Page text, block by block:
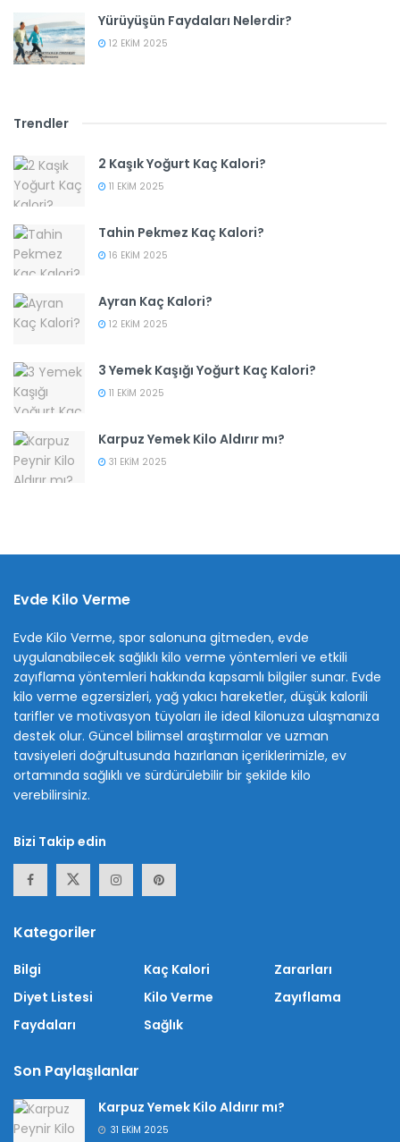
Yürüyüşün Faydaları Nelerdir?
12 EKIM 2025
Trendler
2 Kaşık Yoğurt Kaç Kalori?
11 EKIM 2025
Tahin Pekmez Kaç Kalori?
16 EKIM 2025
Ayran Kaç Kalori?
12 EKIM 2025
3 Yemek Kaşığı Yoğurt Kaç Kalori?
11 EKIM 2025
Karpuz Yemek Kilo Aldırır mı?
31 EKIM 2025
Evde Kilo Verme
Evde Kilo Verme, spor salonuna gitmeden, evde
uygulanabilecek sağlıklı kilo verme yöntemleri ve etkili
zayıflama yöntemleri hakkında kapsamlı bilgiler sunar. Evde
kilo verme egzersizleri, yağ yakıcı hareketler, düşük kalorili
tarifler ve motivasyon tüyoları ile ideal kilonuza ulaşmanıza
destek olur. Güncel bilimsel araştırmalar ve uzman
tavsiyeleri doğrultusunda hazırlanan içeriklerimizle, ev
ortamında sağlıklı ve sürdürülebilir bir şekilde kilo
verebilirsiniz.
Bizi Takip edin
Kategoriler
Bilgi
Diyet Listesi
Faydaları
Kaç Kalori
Kilo Verme
Sağlık
Zararları
Zayıflama
Son Paylaşılanlar
Karpuz Yemek Kilo Aldırır mı?
31 EKIM 2025